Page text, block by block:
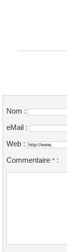
Nom :
eMail :
Web :
Commentaire * :